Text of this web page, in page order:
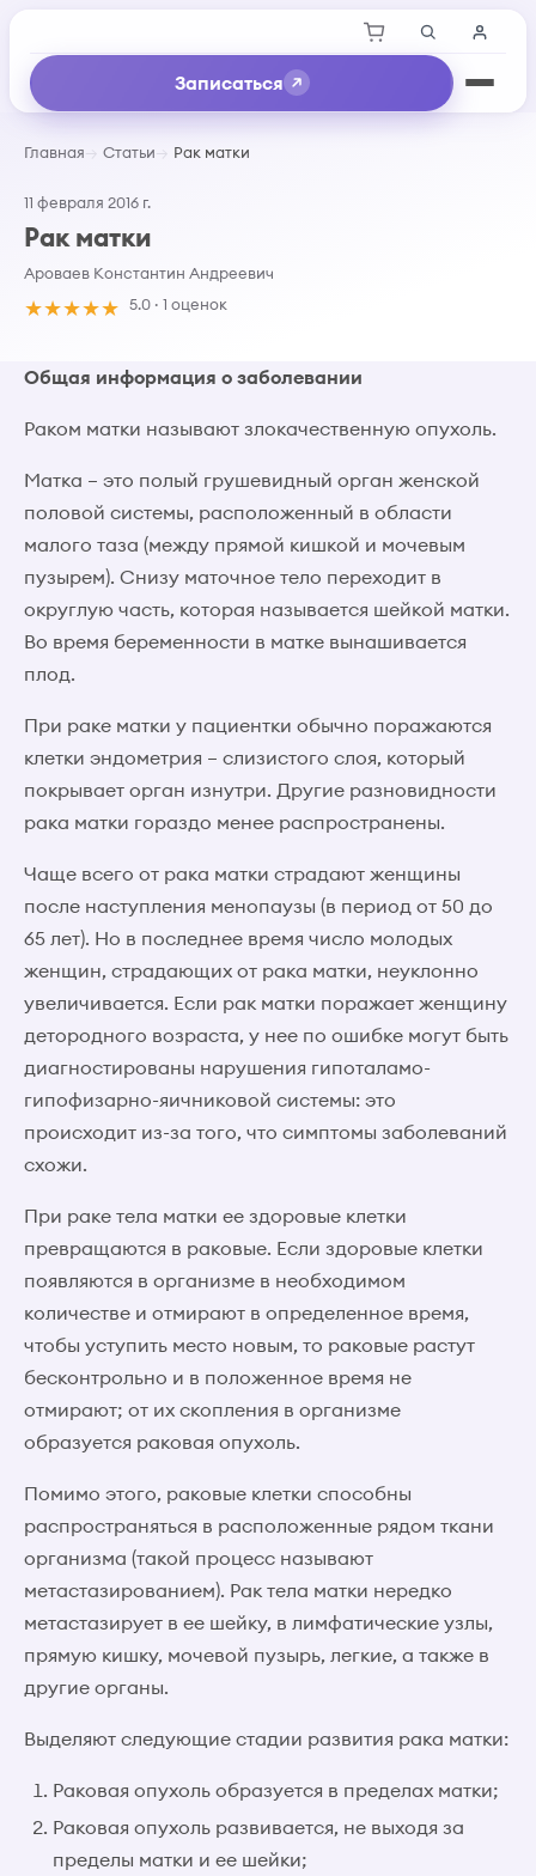
Записаться
Главная Статьи Рак матки
11 февраля 2016 г.
Рак матки
Ароваев Константин Андреевич
★★★★★ 5.0 · 1 оценок
Общая информация о заболевании
Раком матки называют злокачественную опухоль.
Матка – это полый грушевидный орган женской
половой системы, расположенный в области
малого таза (между прямой кишкой и мочевым
пузырем). Снизу маточное тело переходит в
округлую часть, которая называется шейкой матки.
Во время беременности в матке вынашивается
плод.
При раке матки у пациентки обычно поражаются
клетки эндометрия – слизистого слоя, который
покрывает орган изнутри. Другие разновидности
рака матки гораздо менее распространены.
Чаще всего от рака матки страдают женщины
после наступления менопаузы (в период от 50 до
65 лет). Но в последнее время число молодых
женщин, страдающих от рака матки, неуклонно
увеличивается. Если рак матки поражает женщину
детородного возраста, у нее по ошибке могут быть
диагностированы нарушения гипоталамо-
гипофизарно-яичниковой системы: это
происходит из-за того, что симптомы заболеваний
схожи.
При раке тела матки ее здоровые клетки
превращаются в раковые. Если здоровые клетки
появляются в организме в необходимом
количестве и отмирают в определенное время,
чтобы уступить место новым, то раковые растут
бесконтрольно и в положенное время не
отмирают; от их скопления в организме
образуется раковая опухоль.
Помимо этого, раковые клетки способны
распространяться в расположенные рядом ткани
организма (такой процесс называют
метастазированием). Рак тела матки нередко
метастазирует в ее шейку, в лимфатические узлы,
прямую кишку, мочевой пузырь, легкие, а также в
другие органы.
Выделяют следующие стадии развития рака матки:
Раковая опухоль образуется в пределах матки;
Раковая опухоль развивается, не выходя за
пределы матки и ее шейки;